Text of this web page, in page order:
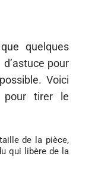
quelques
pour
Voici
pour tirer le
de la pièce,
qui libère de la